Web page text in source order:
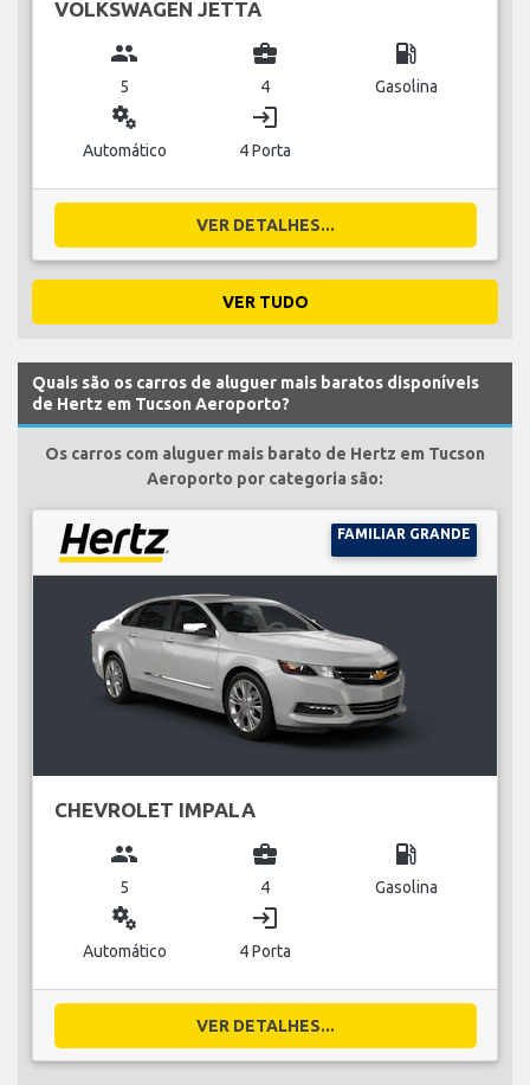
VOLKSWAGEN JETTA
group
5
business_center
4
local_gas_station
Gasolina
miscellaneous_services
Automático
login
4 Porta
VER DETALHES...
VER TUDO
Quais são os carros de aluguer mais baratos disponíveis
de Hertz em Tucson Aeroporto?
Os carros com aluguer mais barato de Hertz em Tucson
Aeroporto por categoria são:
FAMILIAR GRANDE
CHEVROLET IMPALA
group
5
business_center
4
local_gas_station
Gasolina
miscellaneous_services
Automático
login
4 Porta
VER DETALHES...